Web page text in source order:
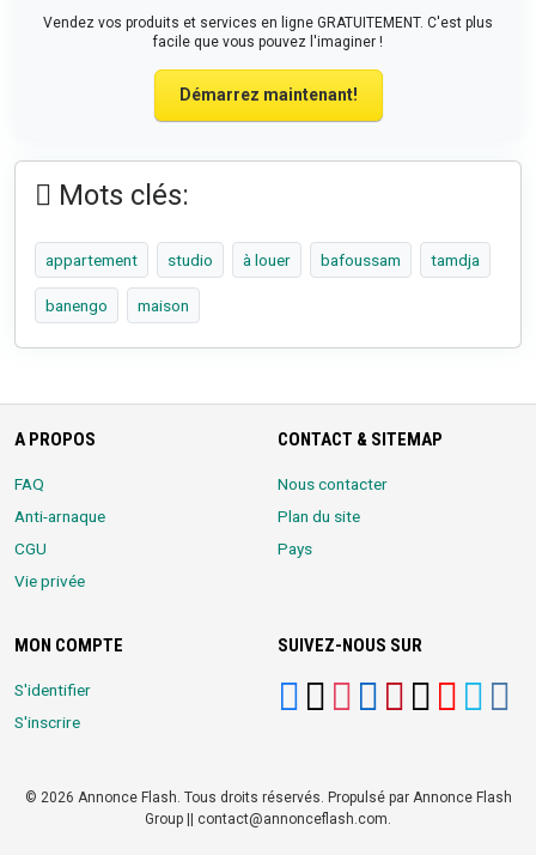
Vendez vos produits et services en ligne GRATUITEMENT. C'est plus
facile que vous pouvez l'imaginer !
Démarrez maintenant!
Mots clés:
appartement studio à louer bafoussam tamdja
banengo maison
A PROPOS
FAQ
Anti-arnaque
CGU
Vie privée
CONTACT & SITEMAP
Nous contacter
Plan du site
Pays
MON COMPTE
S'identifier
S'inscrire
SUIVEZ-NOUS SUR
© 2026 Annonce Flash. Tous droits réservés. Propulsé par Annonce Flash
Group || contact@annonceflash.com.